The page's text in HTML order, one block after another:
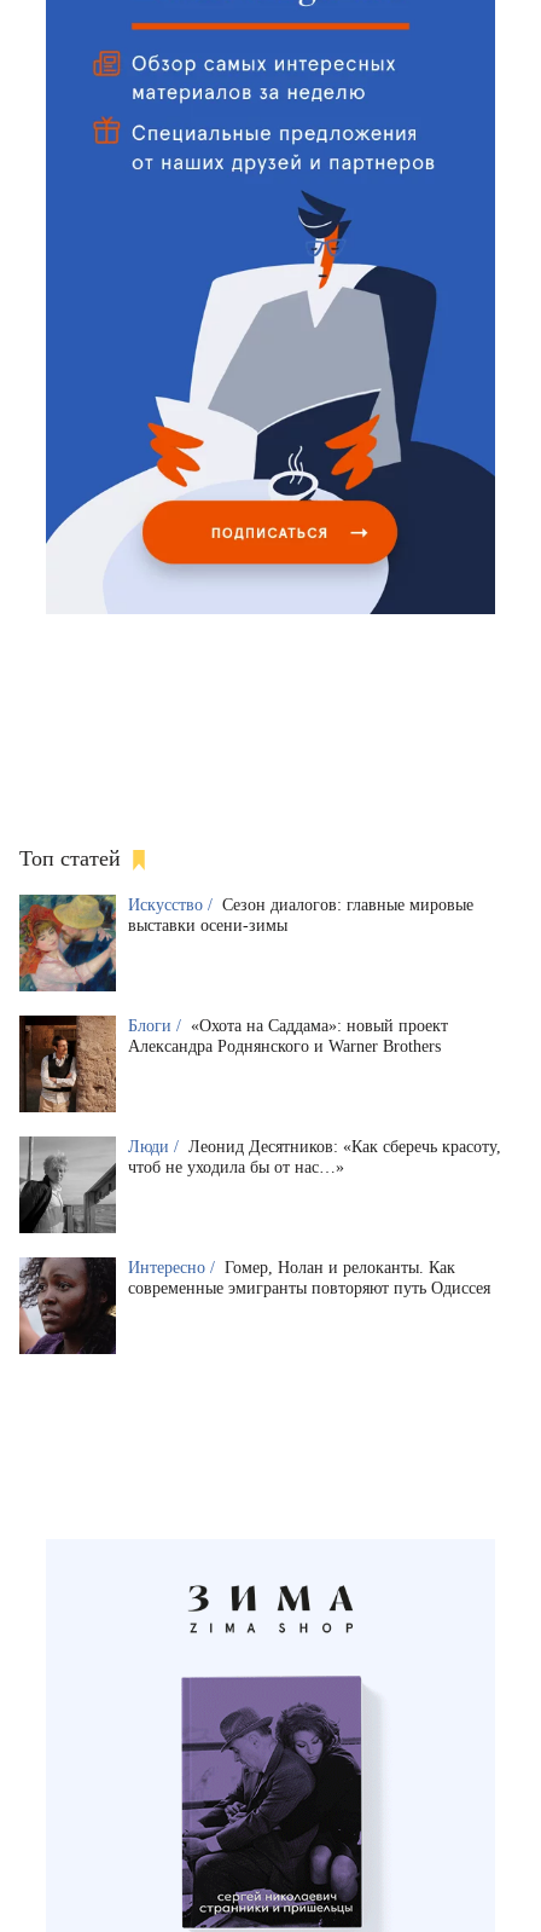
Топ статей
Искусство / Сезон диалогов: главные мировые
выставки осени-зимы
Блоги / «Охота на Саддама»: новый проект
Александра Роднянского и Warner Brothers
Люди / Леонид Десятников: «Как сберечь красоту,
чтоб не уходила бы от нас…»
Интересно / Гомер, Нолан и релоканты. Как
современные эмигранты повторяют путь Одиссея